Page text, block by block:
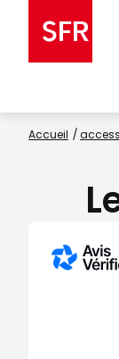
Accueil